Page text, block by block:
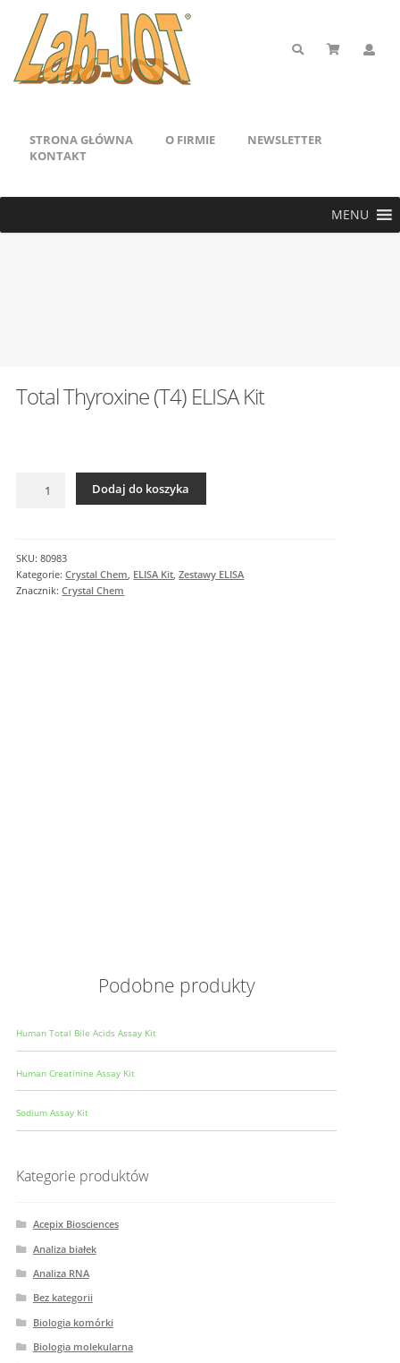
STRONA GŁÓWNA O FIRMIE
NEWSLETTER
KONTAKT
MENU
Total Thyroxine (T4) ELISA Kit
ELISA
Kit
Dodaj do koszyka
SKU:80983
Kategorie:Crystal Chem ELISA Kit ,Zestawy ELISA
Znacznik:Crystal Chem
Podobne produkty
Human Total Bile Acids Assay Kit
Human Creatinine Assay Kit
Sodium Assay Kit
Kategorie produktów
Acepix Biosciences
Analiza białek
Analiza RNA
Bez kategorii
Biologia komórki
Biologia molekularna